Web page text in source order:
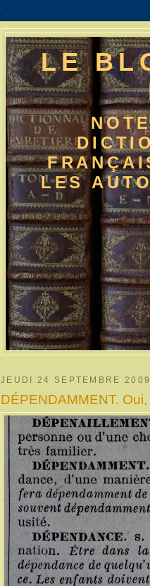
LE
LES
JEUDI 24 SEPTEMBRE 2009
DÉPENDAMMENT.